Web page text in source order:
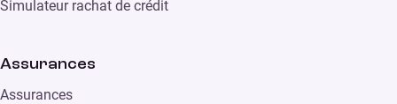
Simulateur rachat de crédit
Assurances
Assurances